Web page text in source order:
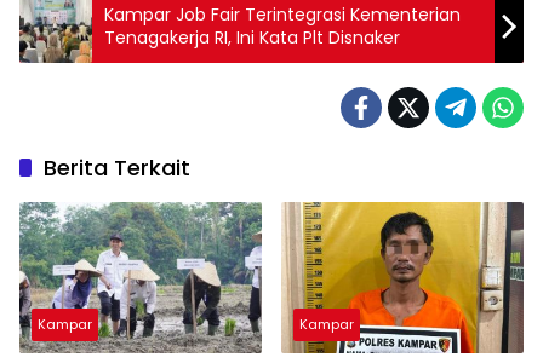
Kampar Job Fair Terintegrasi Kementerian
Tenagakerja RI, Ini Kata Plt Disnaker
Berita Terkait
Kampar Kampar